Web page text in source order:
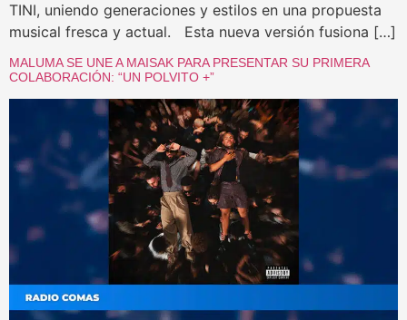
TINI, uniendo generaciones y estilos en una propuesta
musical fresca y actual. Esta nueva versión fusiona […]
MALUMA SE UNE A MAISAK PARA PRESENTAR SU PRIMERA
COLABORACIÓN: “UN POLVITO +”